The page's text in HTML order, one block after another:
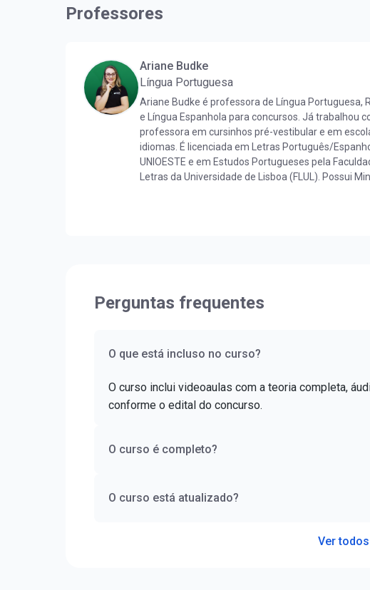
Professores
Ariane Budke
Língua Portuguesa
Ariane Budke é professora de Língua Portuguesa,
e Língua Espanhola para concursos. Já trabalhou
professora em cursinhos pré-vestibular e em
idiomas. É licenciada em Letras Português/
UNIOESTE e em Estudos Portugueses pela
Letras da Universidade de Lisboa (FLUL). Possui
Perguntas frequentes
O que está incluso no curso?
O curso inclui videoaulas com a teoria completa,
conforme o edital do concurso.
O curso é completo?
O curso está atualizado?
Ver todos